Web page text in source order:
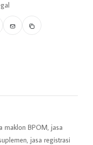
maklon BPOM, jasa
jasa registrasi